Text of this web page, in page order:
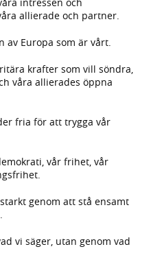
allierade och partner.
av Europa som är vårt.
krafter som vill söndra,
våra allierades öppna
fria för att trygga vår
vår frihet, vår
genom att stå ensamt
vi säger, utan genom vad